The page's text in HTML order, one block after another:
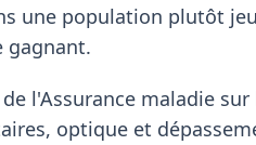
une population plutôt
gagnant.
l'Assurance maladie sur
optique et